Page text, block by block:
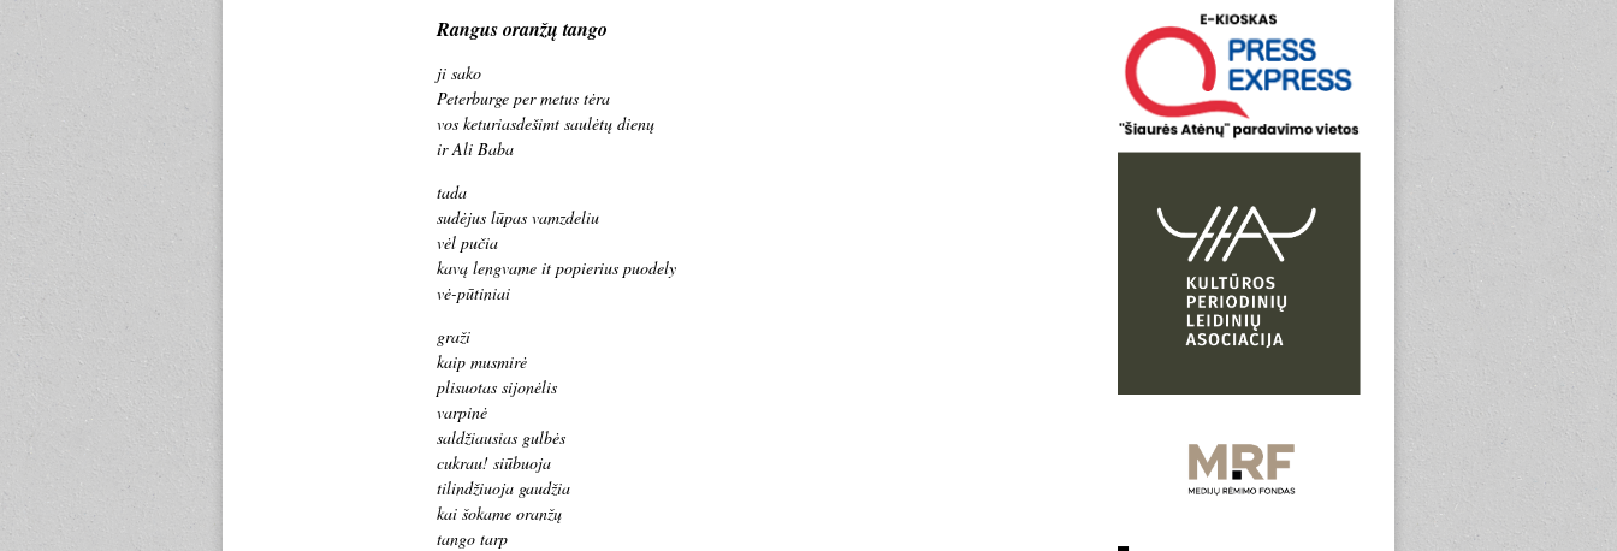
Rangus oranžų tango
ji sako
Peterburge per metus tėra
vos keturiasdešimt saulėtų dienų
ir Ali Baba
tada
sudėjus lūpas vamzdeliu
vėl pučia
kavą lengvame it popierius puodely
vė-pūtiniai
graži
kaip musmirė
plisuotas sijonėlis
varpinė
saldžiausias gulbės
cukrau! siūbuoja
tilindžiuoja gaudžia
kai šokame oranžų
tango tarp